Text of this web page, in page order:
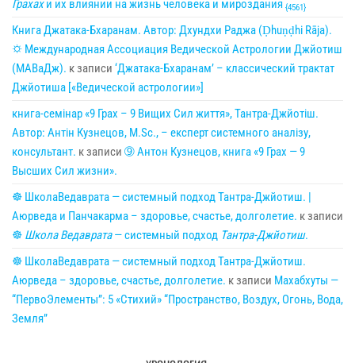
Грахахи их влиянии на жизнь человека и мироздания {4561}
Книга Джатака-Бхаранам. Автор: Дхундхи Раджа (Ḍhuṇḍhi Rāja).
🌣 Международная Ассоциация Ведической Астрологии Джйотиш
(МАВаДж). к записи ‘Джатака-Бхаранам’ – классический трактат
Джйотиша [«Ведической астрологии»]
книга-семінар «9 Грах – 9 Вищих Сил життя», Тантра-Джйотіш.
Автор: Антін Кузнецов, M.Sc., – експерт системного аналізу,
консультант. к записи ➈ Антон Кузнецов, книга «9 Грах — 9
Высших Сил жизни».
☸ ШколаВедаврата — системный подход Тантра-Джйотиш. |
Аюрведа и Панчакарма – здоровье, счастье, долголетие. к записи
☸ Школа Ведаврата— системный подход Тантра-Джйотиш.
☸ ШколаВедаврата — системный подход Тантра-Джйотиш.
Аюрведа – здоровье, счастье, долголетие. к записи Махабхуты —
“ПервоЭлементы”: 5 «Стихий» “Пространство, Воздух, Огонь, Вода,
Земля”